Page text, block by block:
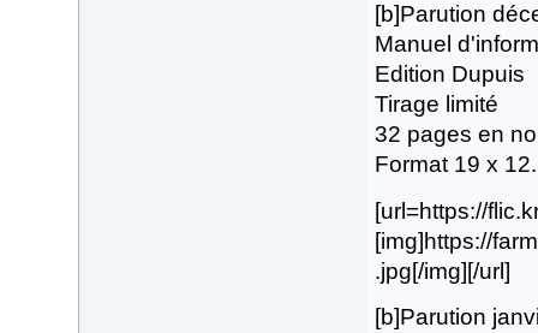
[b]Parution
Manuel
Edition Dupuis
Tirage limité
32 pages en
Format 19 x
[url=https://
[img]https://
.jpg[/img][/url]
[b]Parution